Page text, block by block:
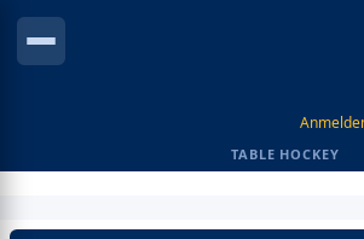
TABLE HOCKEY